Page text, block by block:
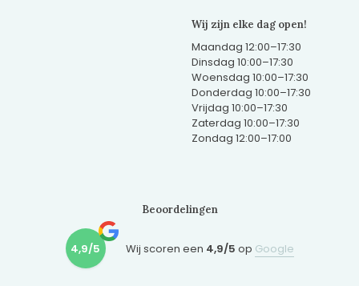
Wij zijn elke dag open!
Maandag 12:00–17:30
Dinsdag 10:00–17:30
Woensdag 10:00–17:30
Donderdag 10:00–17:30
Vrijdag 10:00–17:30
Zaterdag 10:00–17:30
Zondag 12:00–17:00
Beoordelingen
4,9/5 Wij scoren een 4,9/5 op Google